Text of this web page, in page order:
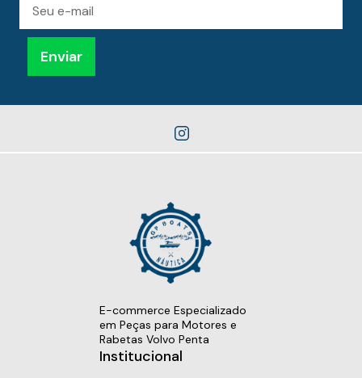
mail
Enviar
E-commerce Especializado
em Peças para Motores e
Rabetas Volvo Penta
Institucional